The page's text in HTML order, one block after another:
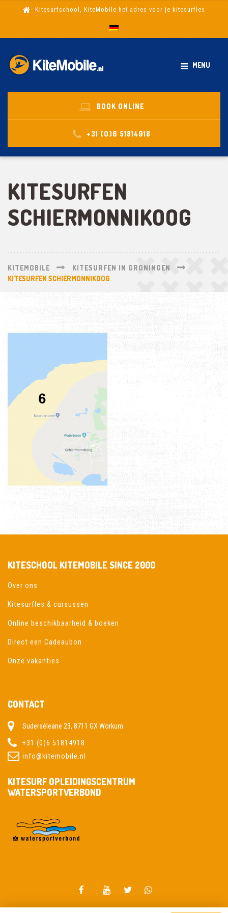
Kitesurfschool, KiteMobile het adres voor je kitesurfles
MENU
BOOK ONLINE
+31 (0)6 51814918
KITESURFEN
SCHIERMONNIKOOG
KITEMOBILE
KITESURFEN IN GRONINGEN
KITESURFEN SCHIERMONNIKOOG
KITESCHOOL KITEMOBILE SINCE 2000
Over ons
Kitesurfles & cursussen
Online beschikbaarheid & boeken
Direct een Cadeaubon
Onze vakanties
CONTACT
Suderséleane 23, 8711 GX Workum
+31 (0)6 51814918
info@kitemobile.nl
KITESURF OPLEIDINGSCENTRUM
WATERSPORTVERBOND